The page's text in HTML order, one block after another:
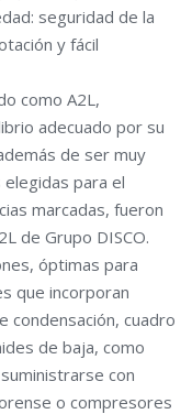
seguridad de la
y fácil
como A2L,
adecuado por su
de ser muy
para el
marcadas, fueron
de Grupo DISCO.
óptimas para
que incorporan
condensación, cuadro
de baja, como
con
o compresores